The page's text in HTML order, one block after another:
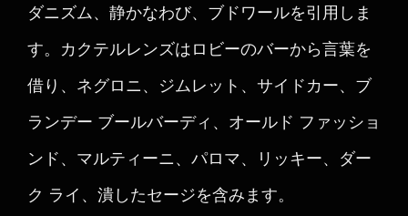
ダニズム、静かなわび、ブドワールを引用しま
す。カクテルレンズはロビーのバーから言葉を
借り、ネグロニ、ジムレット、サイドカー、ブ
ランデー ブールバーディ、オールド ファッショ
ンド、マルティーニ、パロマ、リッキー、ダー
ク ライ、潰したセージを含みます。